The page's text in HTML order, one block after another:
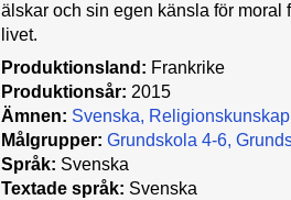
älskar och sin egen känsla för moral
livet.
Produktionsland: Frankrike
Produktionsår: 2015
Ämnen: Svenska Religionskunskap
Målgrupper: Grundskola 4-6
Språk: Svenska
Textade språk: Svenska